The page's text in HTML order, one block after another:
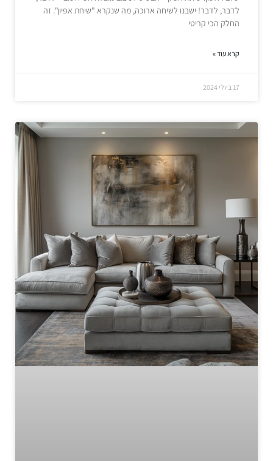
לדבר, לדבר! ישבנו לשיחה ארוכה, מה שנקרא "שיחת אפיון". זה
החלק הכי קריטי
קרא עוד »
17 ביולי 2024